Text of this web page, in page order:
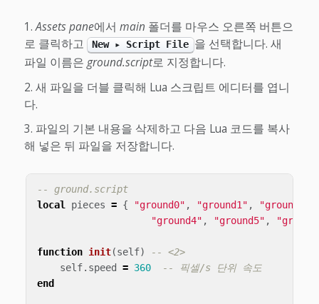
Assets pane에서 main 폴더를 마우스 오른쪽 버튼으
로 클릭하고
New ▸ Script File 을 선택합니다. 새
파일 이름은 ground.script로 지정합니다.
새 파일을 더블 클릭해 Lua 스크립트 에디터를 엽니
다.
파일의 기본 내용을 삭제하고 다음 Lua 코드를 복사
해 넣은 뒤 파일을 저장합니다.
-- ground.script
local pieces = { "ground0" , "ground1" , "ground2"
"ground4" , "ground5" ,
function init(self)
-- <2>
self. speed = 360
-- 픽셀/s 단위 속도
end